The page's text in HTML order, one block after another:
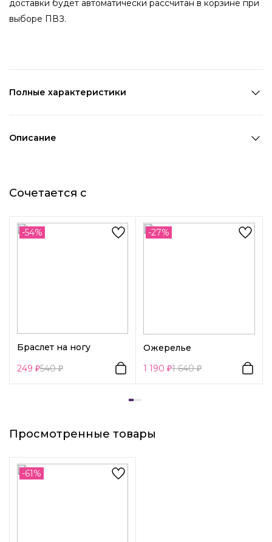
доставки будет автоматически рассчитан в корзине при
выборе ПВЗ.
Полные характеристики
Длина 1:2,5 см
Возраст:Взрослый
Декоративный элемент 1:
Жемчуг
Описание
выполнен в форме не смыкающихся колец и имеет
Сочетается с
-54%
Браслет на ногу
249
540
-27%
Ожерелье
1 190
1 640
Просмотренные товары
-61%